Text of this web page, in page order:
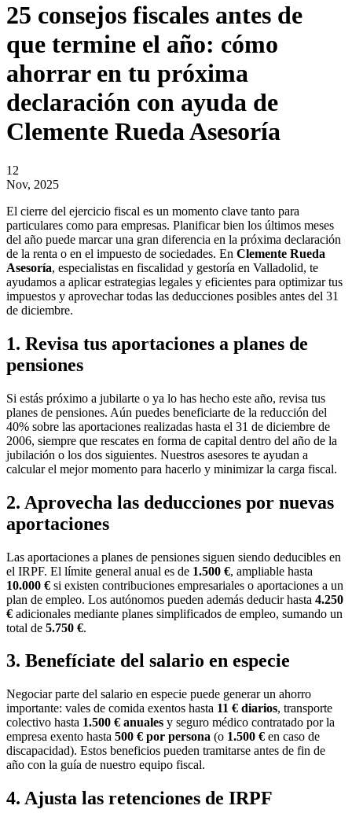
25 consejos fiscales antes de
que termine el año: cómo
ahorrar en tu próxima
declaración con ayuda de
Clemente Rueda Asesoría
12
Nov, 2025
El cierre del ejercicio fiscal es un momento clave tanto para
particulares como para empresas. Planificar bien los últimos meses
del año puede marcar una gran diferencia en la próxima declaración
de la renta o en el impuesto de sociedades. En Clemente Rueda
Asesoría, especialistas en fiscalidad y gestoría en Valladolid, te
ayudamos a aplicar estrategias legales y eficientes para optimizar tus
impuestos y aprovechar todas las deducciones posibles antes del 31
de diciembre.
1. Revisa tus aportaciones a planes de
pensiones
Si estás próximo a jubilarte o ya lo has hecho este año, revisa tus
planes de pensiones. Aún puedes beneficiarte de la reducción del
40% sobre las aportaciones realizadas hasta el 31 de diciembre de
2006, siempre que rescates en forma de capital dentro del año de la
jubilación o los dos siguientes. Nuestros asesores te ayudan a
calcular el mejor momento para hacerlo y minimizar la carga fiscal.
2. Aprovecha las deducciones por nuevas
aportaciones
Las aportaciones a planes de pensiones siguen siendo deducibles en
el IRPF. El límite general anual es de 1.500 €, ampliable hasta
10.000 € si existen contribuciones empresariales o aportaciones a un
plan de empleo. Los autónomos pueden además deducir hasta 4.250
€ adicionales mediante planes simplificados de empleo, sumando un
total de 5.750 €.
3. Benefíciate del salario en especie
Negociar parte del salario en especie puede generar un ahorro
importante: vales de comida exentos hasta 11 € diarios, transporte
colectivo hasta 1.500 € anuales y seguro médico contratado por la
empresa exento hasta 500 € por persona (o 1.500 € en caso de
discapacidad). Estos beneficios pueden tramitarse antes de fin de
año con la guía de nuestro equipo fiscal.
4. Ajusta las retenciones de IRPF